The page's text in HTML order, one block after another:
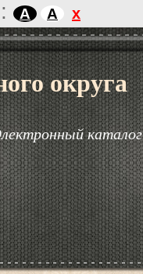
A A x
округа
каталог